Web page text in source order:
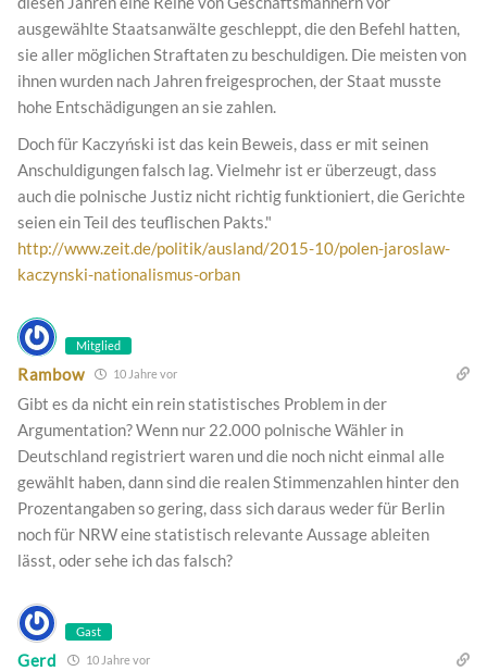
ausgewählte Staatsanwälte geschleppt, die den Befehl hatten,
sie aller möglichen Straftaten zu beschuldigen. Die meisten von
ihnen wurden nach Jahren freigesprochen, der Staat musste
hohe Entschädigungen an sie zahlen.
Doch für Kaczyński ist das kein Beweis, dass er mit seinen
Anschuldigungen falsch lag. Vielmehr ist er überzeugt, dass
auch die polnische Justiz nicht richtig funktioniert, die Gerichte
seien ein Teil des teuflischen Pakts."
http://www.zeit.de/politik/ausland/2015-10/polen-jaroslaw-
kaczynski-nationalismus-orban
Mitglied
Rambow 10 Jahre vor
Gibt es da nicht ein rein statistisches Problem in der
Argumentation? Wenn nur 22.000 polnische Wähler in
Deutschland registriert waren und die noch nicht einmal alle
gewählt haben, dann sind die realen Stimmenzahlen hinter den
Prozentangaben so gering, dass sich daraus weder für Berlin
noch für NRW eine statistisch relevante Aussage ableiten
lässt, oder sehe ich das falsch?
Gast
Gerd 10 Jahre vor